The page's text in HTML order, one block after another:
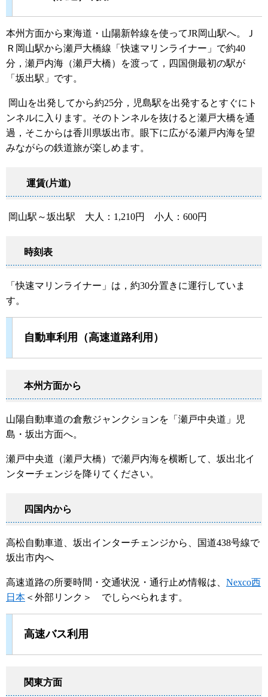
本州方面から東海道・山陽新幹線を使ってJR岡山駅へ。Ｊ
Ｒ岡山駅から瀬戸大橋線「快速マリンライナー」で約40
分，瀬戸内海（瀬戸大橋）を渡って，四国側最初の駅が
「坂出駅」です。
岡山を出発してから約25分，児島駅を出発するとすぐにト
ンネルに入ります。そのトンネルを抜けると瀬戸大橋を通
過，そこからは香川県坂出市。眼下に広がる瀬戸内海を望
みながらの鉄道旅が楽しめます。
運賃(片道)
岡山駅～坂出駅 大人：1,210円 小人：600円
時刻表
「快速マリンライナー」は，約30分置きに運行していま
す。
自動車利用（高速道路利用）
本州方面から
山陽自動車道の倉敷ジャンクションを「瀬戸中央道」児
島・坂出方面へ。
瀬戸中央道（瀬戸大橋）で瀬戸内海を横断して、坂出北イ
ンターチェンジを降りてください。
四国内から
高松自動車道、坂出インターチェンジから、国道438号線で
坂出市内へ
高速道路の所要時間・交通状況・通行止め情報は、 Nexco西
日本 ＜外部リンク＞ でしらべられます。
高速バス利用
関東方面